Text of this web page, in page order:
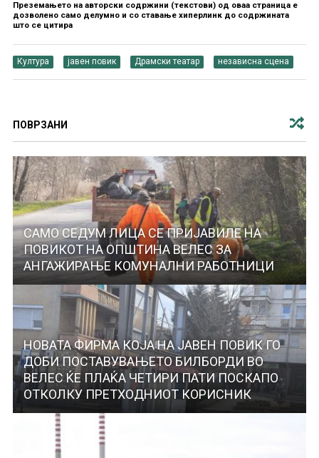
Преземањето на авторски содржини (текстови) од оваа страница е
дозволено само делумно и со ставање хиперлинк до содржината
што се цитира
Култура јавен повик Драмски театар независна сцена
ПОВРЗАНИ
САМО СЕДУМ ЛИЦА СЕ ПРИЈАВИЛЕ НА
ПОВИКОТ НА ОПШТИНА ВЕЛЕС ЗА
АНГАЖИРАЊЕ КОМУНАЛНИ РАБОТНИЦИ
НОВАТА ФИРМА КОЈА НА ЈАВЕН ПОВИК ГО
ДОБИ ПОСТАВУВАЊЕТО БИЛБОРДИ ВО
ВЕЛЕС ЌЕ ПЛАЌА ЧЕТИРИ ПАТИ ПОСКАПО
ОТКОЛКУ ПРЕТХОДНИОТ КОРИСНИК